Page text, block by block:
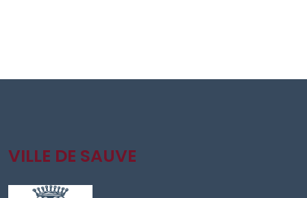
VILLE DE SAUVE